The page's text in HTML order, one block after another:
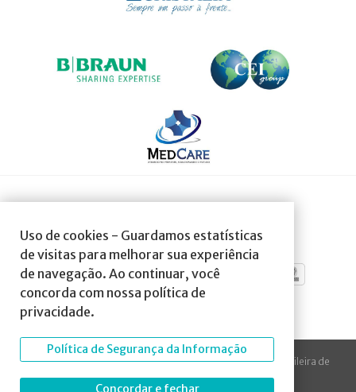
Uso de cookies - Guardamos estatísticas
de visitas para melhorar sua experiência
de navegação. Ao continuar, você
concorda com nossa política de
privacidade.
Política de Segurança da Informação
Concordar e fechar
© 2023 Todos os direitos reservados à SBA Sociedade Brasileira de
Anestesiologia.